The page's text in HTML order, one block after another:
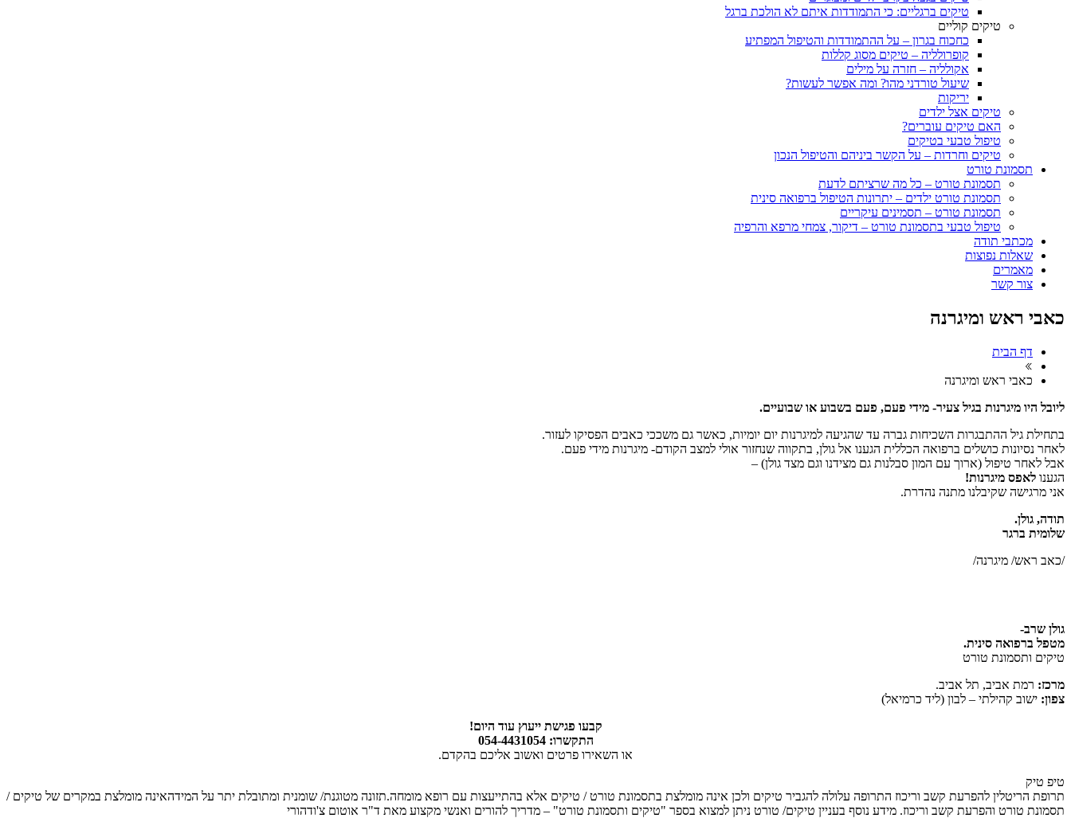
טיקים ברגליים: כי התמודדות איתם לא הולכת ברגל
טיקים קוליים
כחכוח בגרון – על ההתמודדות והטיפול המפתיע
קופרולליה – טיקים מסוג קללות
אקולליה – חזרה על מילים
שיעול טורדני מהו? ומה אפשר לעשות?
יריקות
טיקים אצל ילדים
האם טיקים עוברים?
טיפול טבעי בטיקים
טיקים וחרדות – על הקשר ביניהם והטיפול הנכון
תסמונת טורט
תסמונת טורט – כל מה שרציתם לדעת
תסמונת טורט ילדים – יתרונות הטיפול ברפואה סינית
תסמונת טורט – תסמינים עיקריים
טיפול טבעי בתסמונת טורט – דיקור, צמחי מרפא והרפיה
מכתבי תודה
שאלות נפוצות
מאמרים
צור קשר
כאבי ראש ומיגרנה
דף הבית
כאבי ראש ומיגרנה
ליובל היו מיגרנות בגיל צעיר- מידי פעם, פעם בשבוע או שבועיים.
בתחילת גיל ההתבגרות השכיחות גברה עד שהגיעה למיגרנות יום יומיות, כאשר גם משככי כאבים הפסיקו לעזור.
לאחר נסיונות כושלים ברפואה הכללית הגענו אל גולן, בתקווה שנחזור אולי למצב הקודם- מיגרנות מידי פעם.
אבל לאחר טיפול (ארוך עם המון סבלנות גם מצידנו וגם מצד גולן) –
הגענו לאפס מיגרנות!
אני מרגישה שקיבלנו מתנה נהדרת.
תודה, גולן.
שלומית ברגר
/כאב ראש/ מיגרנה/
גולן שרב-
מטפל ברפואה סינית.
טיקים ותסמונת טורט
מרכז: רמת אביב, תל אביב.
צפון: ישוב קהילתי – לבון (ליד כרמיאל)
קבעו פגישת ייעוץ עוד היום!
התקשרו: 054-4431054
או השאירו פרטים ואשוב אליכם בהקדם.
טיפ טיק
תרופת הריטלין להפרעת קשב וריכוז התרופה עלולה להגביר טיקים ולכן אינה מומלצת בתסמונת טורט / טיקים אלא בהתייעצות עם רופא מומחה.תזונה מטוגנת/ שומנית ומתובלת יתר על המידהאינה מומלצת במקרים של טיקים /
תסמונת טורט והפרעת קשב וריכוז. מידע נוסף בעניין טיקים/ טורט ניתן למצוא בספר "טיקים ותסמונת טורט" – מדריך להורים ואנשי מקצוע מאת ד"ר אוטום צ'ודהורי